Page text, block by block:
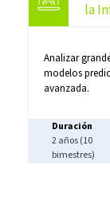
la
Analizar
modelos
avanzada.
Duración
2 años (10
bimestres)